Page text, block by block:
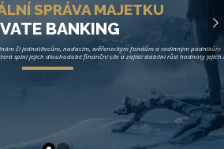
SPRÁVA MAJETKU
BANKING
či jednotlivcům, nadacím, svěřeneckým fondům a rodinným podnikům
splní jejich dlouhodobé finanční cíle a zajistí stabilní růst hodnoty jejich
s cennými papíry pod
ČNB